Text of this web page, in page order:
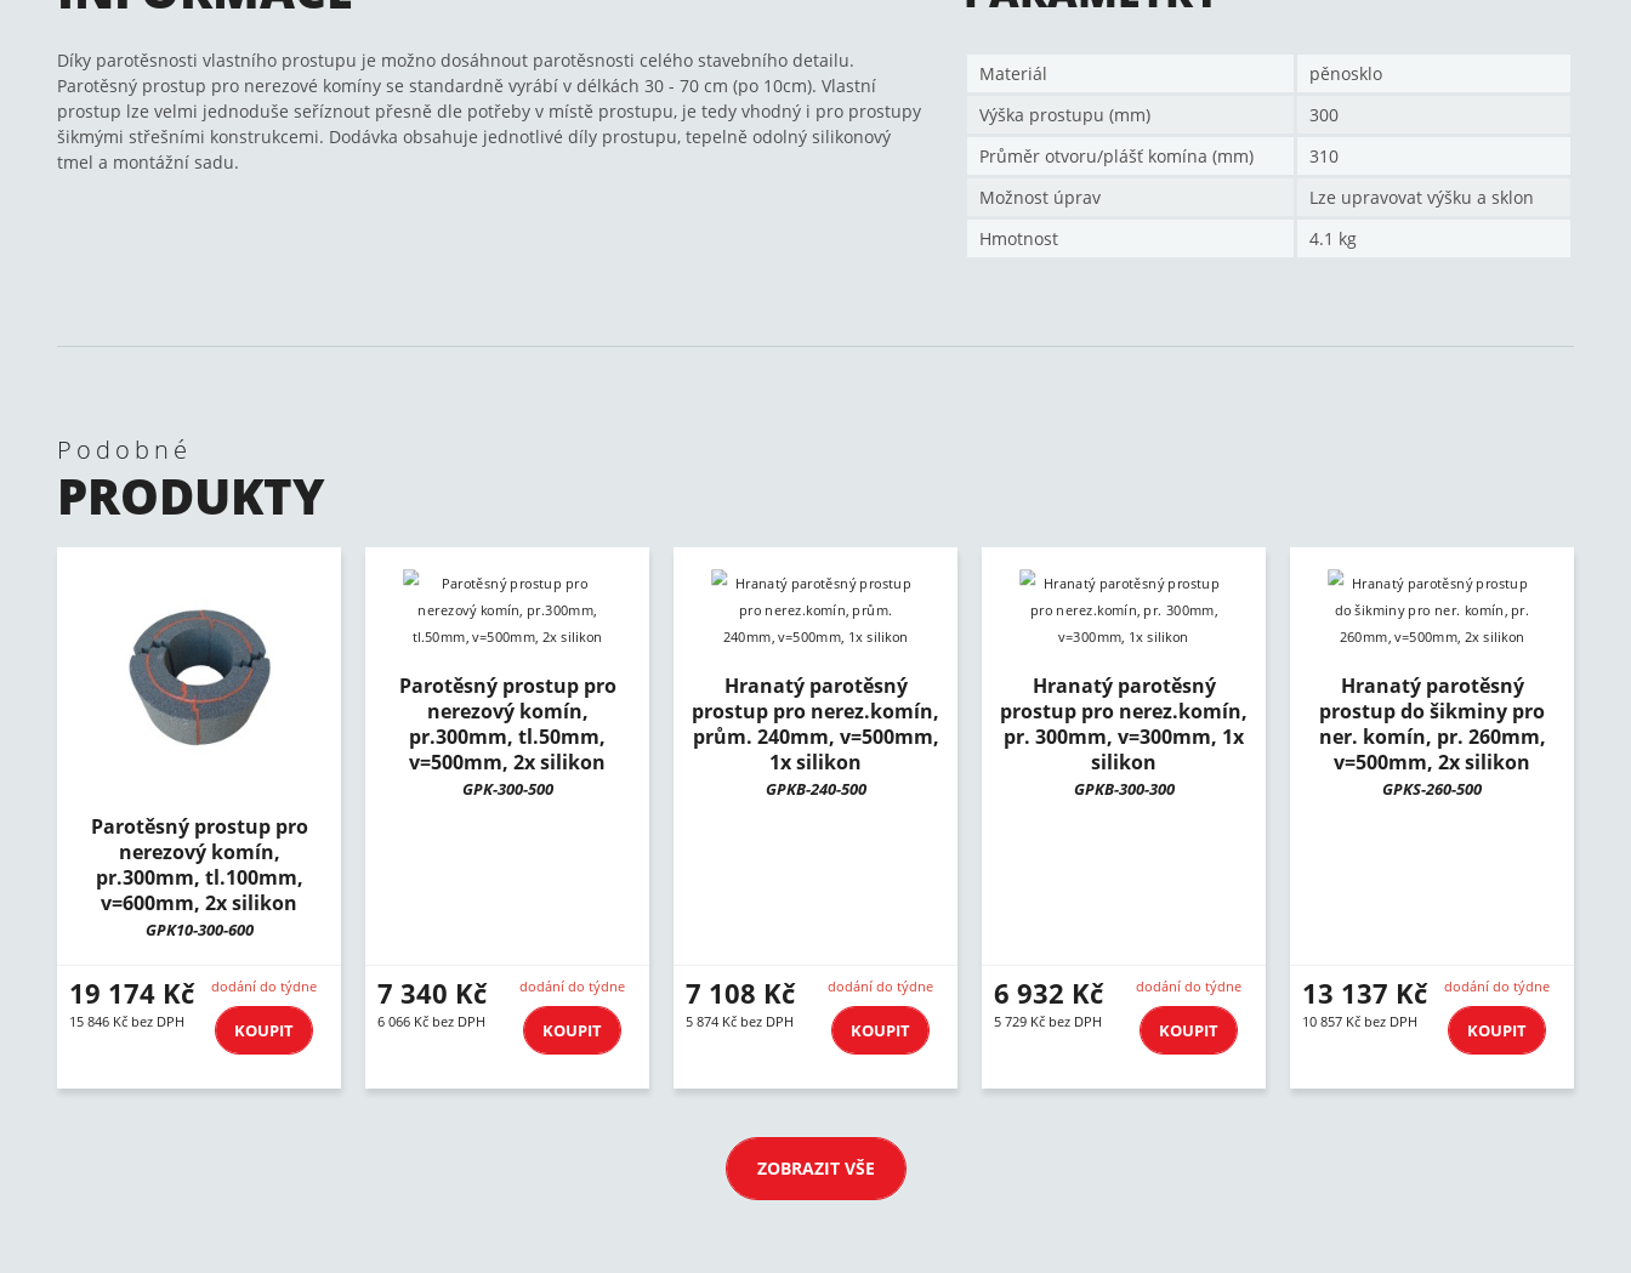
Díky parotěsnosti vlastního prostupu je možno dosáhnout parotěsnosti celého stavebního detailu.
Parotěsný prostup pro nerezové komíny se standardně vyrábí v délkách 30 - 70 cm (po 10cm). Vlastní
prostup lze velmi jednoduše seříznout přesně dle potřeby v místě prostupu, je tedy vhodný i pro prostupy
šikmými střešními konstrukcemi. Dodávka obsahuje jednotlivé díly prostupu, tepelně odolný silikonový
tmel a montážní sadu.
Materiál
pěnosklo
Výška prostupu (mm)
300
Průměr otvoru/plášť komína (mm)
310
Možnost úprav
Lze upravovat výšku a sklon
Hmotnost
4.1 kg
Podobné
PRODUKTY
Parotěsný prostup pro
nerezový komín,
pr.300mm, tl.100mm,
v=600mm, 2x silikon
GPK10-300-600
19 174 Kč
15 846 Kč bez DPH
dodání do týdne
KOUPIT
Parotěsný prostup pro
nerezový komín,
pr.300mm, tl.50mm,
v=500mm, 2x silikon
GPK-300-500
7 340 Kč
6 066 Kč bez DPH
dodání do týdne
KOUPIT
Hranatý parotěsný
prostup pro nerez.komín,
prům. 240mm, v=500mm,
1x silikon
GPKB-240-500
7 108 Kč
5 874 Kč bez DPH
dodání do týdne
KOUPIT
Hranatý parotěsný
prostup pro nerez.komín,
pr. 300mm, v=300mm, 1x
silikon
GPKB-300-300
6 932 Kč
5 729 Kč bez DPH
dodání do týdne
KOUPIT
Hranatý parotěsný
prostup do šikminy pro
ner. komín, pr. 260mm,
v=500mm, 2x silikon
GPKS-260-500
13 137 Kč
10 857 Kč bez DPH
dodání do týdne
KOUPIT
ZOBRAZIT VŠE